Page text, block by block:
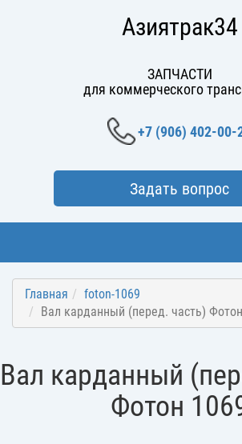
Азиятрак34
ЗАПЧАСТИ
для коммерческого
+7 (906) 402-00-
Задать вопрос
Главная
foton-1069
Вал карданный (перед. часть)
Вал карданный
Фотон